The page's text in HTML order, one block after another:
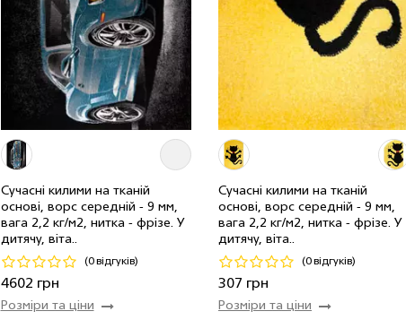
Сучасні килими на тканій
основі, ворс середній - 9 мм,
вага 2,2 кг/м2, нитка - фрiзе. У
дитячу, віта..
(0 відгуків)
4602 грн
Розміри та ціни
2.00 x 3.00 м 1 шт 4602 грн
Код 21005
Сучасні килими на тканій
основі, ворс середній - 9 мм,
вага 2,2 кг/м2, нитка - фрiзе. У
дитячу, віта..
(0 відгуків)
307 грн
Розміри та ціни
0.50 x 0.80 м 6 шт 307 грн
Код 19349